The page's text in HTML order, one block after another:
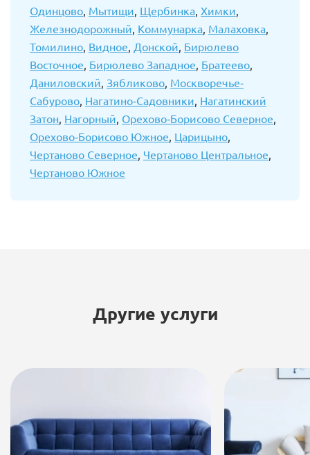
Одинцово Мытищи Щербинка Химки
Железнодорожный Коммунарка Малаховка
Томилино Видное Донской Бирюлево
Восточное Бирюлево Западное Братеево
Даниловский Зябликово Москворечье-
Сабурово Нагатино-Садовники Нагатинский
Затон Нагорный Орехово-Борисово Северное
Орехово-Борисово Южное Царицыно
Чертаново Северное Чертаново Центральное
Чертаново Южное
Другие услуги